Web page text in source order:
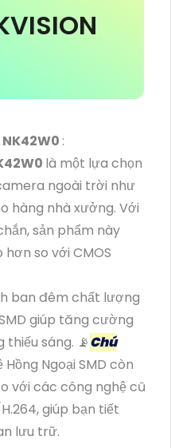
NK42W0 :
là một lựa chọn
ngoài trời như
hàng nhà xưởng. Với
sản phẩm này
so với CMOS
ban đêm chất lượng
giúp tăng cường
sáng. 📡Chú
Ngoại SMD còn
với các công nghệ cũ
giúp bạn tiết
lưu trữ.